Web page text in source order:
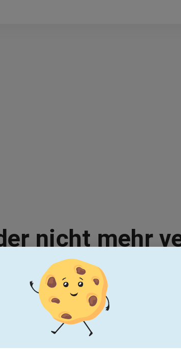
nicht mehr
passt einer dieser Jobs: